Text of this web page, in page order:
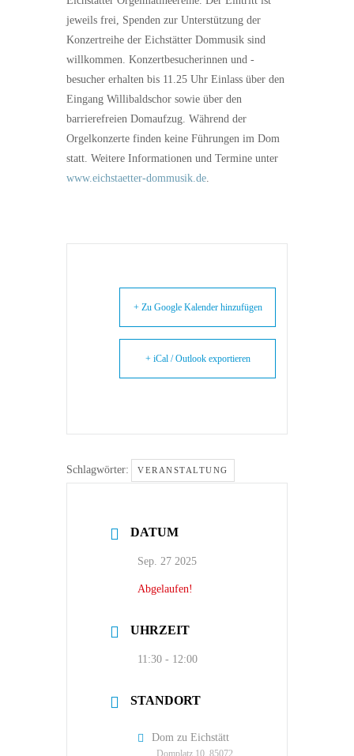
jeweils frei, Spenden zur Unterstützung der
Konzertreihe der Eichstätter Dommusik sind
willkommen. Konzertbesucherinnen und -
besucher erhalten bis 11.25 Uhr Einlass über den
Eingang Willibaldschor sowie über den
barrierefreien Domaufzug. Während der
Orgelkonzerte finden keine Führungen im Dom
statt. Weitere Informationen und Termine unter
www.eichstaetter-dommusik.de.
+ Zu Google Kalender hinzufügen
+ iCal / Outlook exportieren
Schlagwörter: VERANSTALTUNG
DATUM
Sep. 27 2025
Abgelaufen!
UHRZEIT
11:30 - 12:00
STANDORT
Dom zu Eichstätt
Domplatz 10, 85072